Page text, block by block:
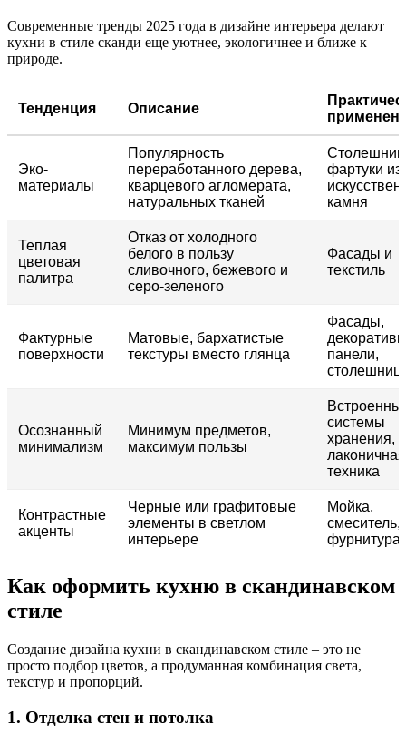
Современные тренды 2025 года в дизайне интерьера делают
кухни в стиле сканди еще уютнее, экологичнее и ближе к
природе.
Тенденция Описание
Эко-
материалы
Популярность
переработанного дерева,
кварцевого агломерата,
натуральных тканей
фартуки из
камня
Теплая
цветовая
палитра
Отказ от холодного
белого в пользу
сливочного, бежевого и
серо-зеленого
Фасады и
текстиль
Фактурные
поверхности
Матовые, бархатистые
текстуры вместо глянца
Фасады,
панели,
Осознанный
минимализм
Минимум предметов,
максимум пользы
системы
хранения,
лаконичная
техника
Контрастные
акценты
Черные или графитовые
элементы в светлом
интерьере
Мойка,
смеситель,
фурнитура
Как оформить кухню в скандинавском
стиле
Создание дизайна кухни в скандинавском стиле – это не
просто подбор цветов, а продуманная комбинация света,
текстур и пропорций.
1. Отделка стен и потолка